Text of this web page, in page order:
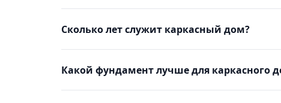
Сколько лет служит каркасный дом?
Какой фундамент лучше для каркасного